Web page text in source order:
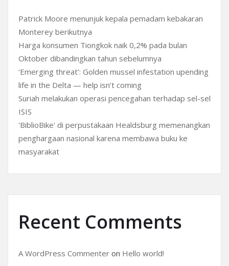
Patrick Moore menunjuk kepala pemadam kebakaran
Monterey berikutnya
Harga konsumen Tiongkok naik 0,2% pada bulan
Oktober dibandingkan tahun sebelumnya
‘Emerging threat’: Golden mussel infestation upending
life in the Delta — help isn’t coming
Suriah melakukan operasi pencegahan terhadap sel-sel
ISIS
'BiblioBike' di perpustakaan Healdsburg memenangkan
penghargaan nasional karena membawa buku ke
masyarakat
Recent Comments
A WordPress Commenter on Hello world!